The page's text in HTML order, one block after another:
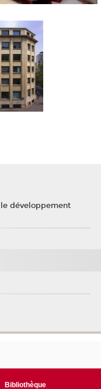
développement
Bibliothèque